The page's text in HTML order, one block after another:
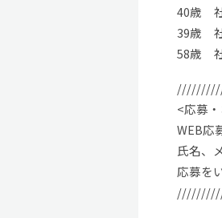
40歳
39歳
58歳
<応募
WEB応
氏名、
応募を